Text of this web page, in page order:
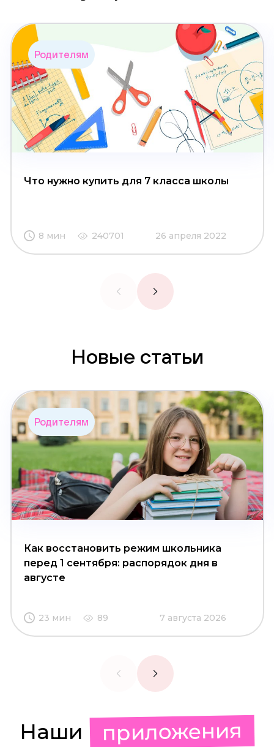
Родителям
Что нужно купить для 7 класса школы
8 мин 240701 26 апреля 2022
Новые статьи
Родителям
Как восстановить режим школьника
перед 1 сентября: распорядок дня в
августе
23 мин 89 7 августа 2026
Наши приложения